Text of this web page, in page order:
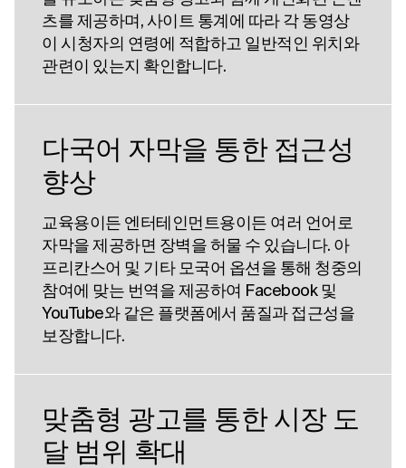
츠를 제공하며, 사이트 통계에 따라 각 동영상
이 시청자의 연령에 적합하고 일반적인 위치와
관련이 있는지 확인합니다.
다국어 자막을 통한 접근성
향상
교육용이든 엔터테인먼트용이든 여러 언어로
자막을 제공하면 장벽을 허물 수 있습니다. 아
프리칸스어 및 기타 모국어 옵션을 통해 청중의
참여에 맞는 번역을 제공하여 Facebook 및
YouTube와 같은 플랫폼에서 품질과 접근성을
보장합니다.
맞춤형 광고를 통한 시장 도
달 범위 확대